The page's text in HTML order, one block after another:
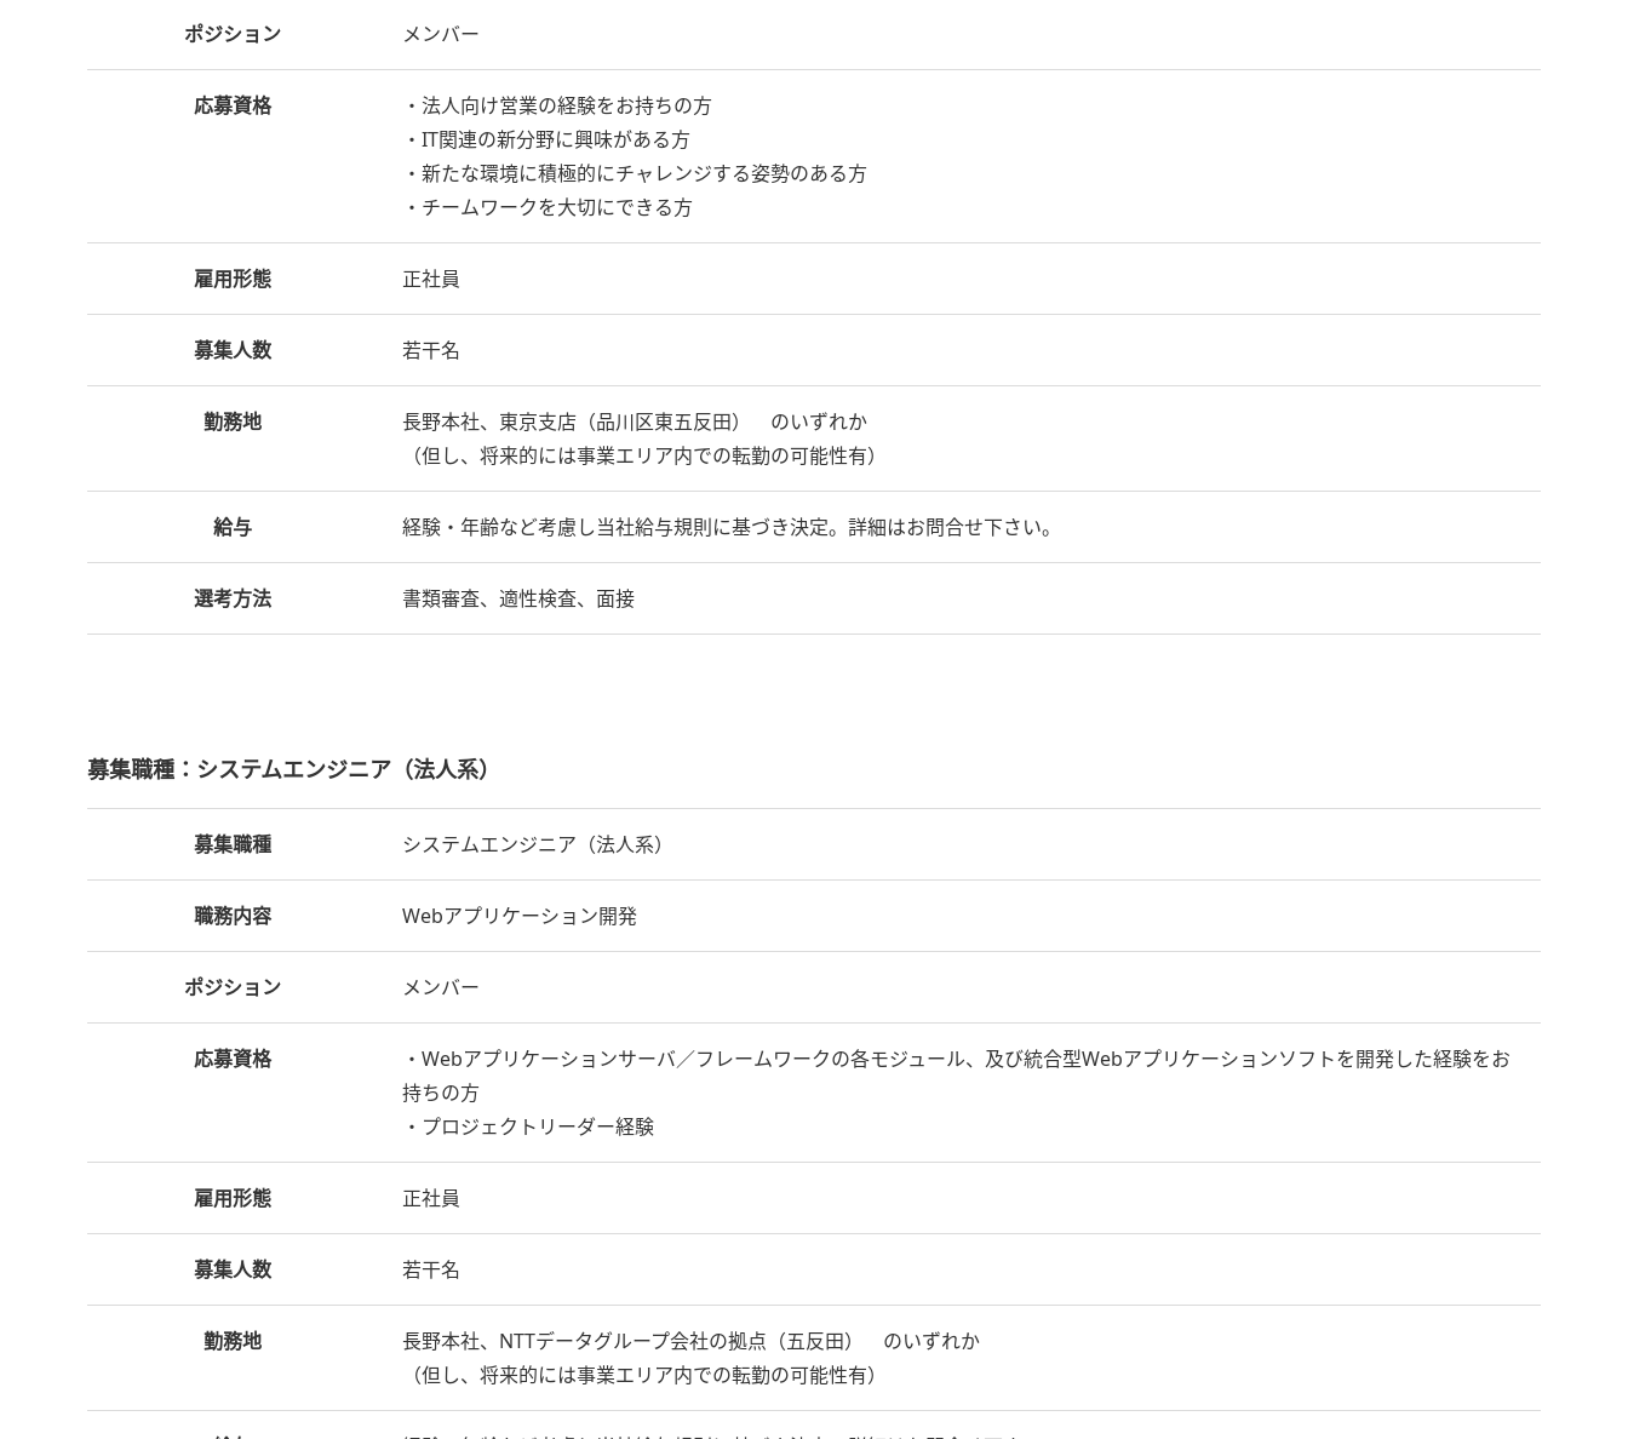
ポジション メンバー
応募資格
・法人向け営業の経験をお持ちの方
・IT関連の新分野に興味がある方
・新たな環境に積極的にチャレンジする姿勢のある方
・チームワークを大切にできる方
雇用形態 正社員
募集人数 若干名
勤務地
長野本社、東京支店（品川区東五反田） のいずれか
（但し、将来的には事業エリア内での転勤の可能性有）
給与 経験・年齢など考慮し当社給与規則に基づき決定。詳細はお問合せ下さい。
選考方法 書類審査、適性検査、面接
募集職種：システムエンジニア（法人系）
募集職種 システムエンジニア（法人系）
職務内容 Webアプリケーション開発
ポジション メンバー
応募資格
・Webアプリケーションサーバ／フレームワークの各モジュール、及び統合型Webアプリケーションソフトを開発した経験をお
持ちの方
・プロジェクトリーダー経験
雇用形態 正社員
募集人数 若干名
勤務地
長野本社、NTTデータグループ会社の拠点（五反田） のいずれか
（但し、将来的には事業エリア内での転勤の可能性有）